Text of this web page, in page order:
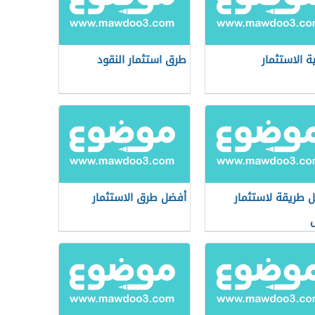
الاستثمار طرق استثمار النقود
طريقة لاستثمار
أفضل طرق الاستثمار